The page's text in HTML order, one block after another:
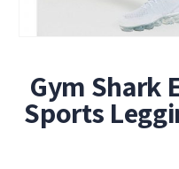
Gym Shark
Sports